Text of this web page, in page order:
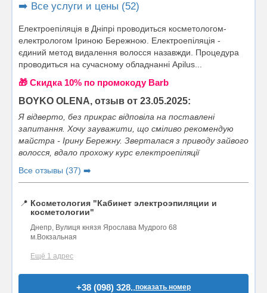
➡️ Все услуги и цены (52)
Електроепіляція в Дніпрі проводиться косметологом-
електрологом Іриною Бережною. Електроепіляція -
єдиний метод видалення волосся назавжди. Процедура
проводиться на сучасному обладнанні Apilus...
🎁 Cкидка 10% по промокоду Barb
BOYKO OLENA, отзыв от 23.05.2025:
Я відверто, без прикрас відповіла на поставлені
запитання. Хочу зауважити, що сміливо рекомендую
майстра - Ірину Бережну. Зверталася з приводу зайвого
волосся, вдало прохожу курс електроепіляції
Все отзывы (37) ➡️
📍 Косметология "Кабинет электроэпиляции и
косметологии"
Днепр, Вулиця князя Ярослава Мудрого 68
м.Вокзальная
Ещё 1 адрес
+38 (098) 328..показать номер